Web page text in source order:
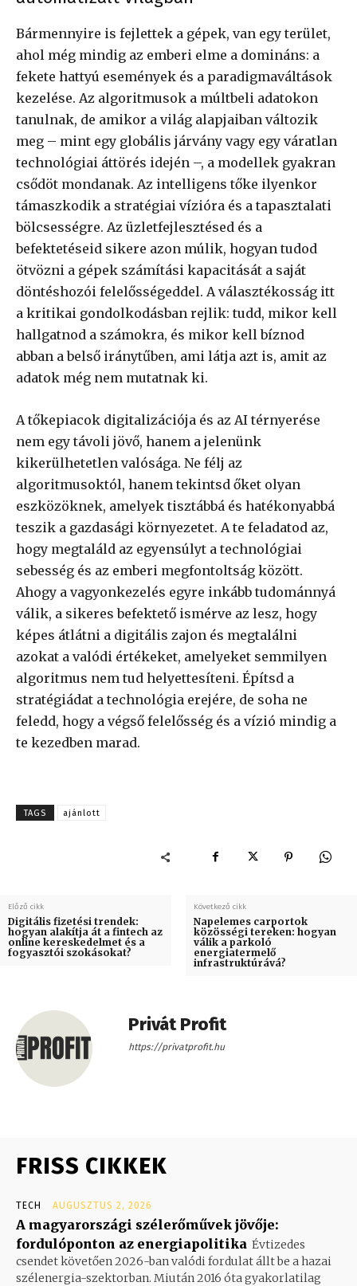
Bármennyire is fejlettek a gépek, van egy terület,
ahol még mindig az emberi elme a domináns: a
fekete hattyú események és a paradigmaváltások
kezelése. Az algoritmusok a múltbeli adatokon
tanulnak, de amikor a világ alapjaiban változik
meg – mint egy globális járvány vagy egy váratlan
technológiai áttörés idején –, a modellek gyakran
csődöt mondanak. Az intelligens tőke ilyenkor
támaszkodik a stratégiai vízióra és a tapasztalati
bölcsességre. Az üzletfejlesztésed és a
befektetéseid sikere azon múlik, hogyan tudod
ötvözni a gépek számítási kapacitását a saját
döntéshozói felelősségeddel. A választékosság itt
a kritikai gondolkodásban rejlik: tudd, mikor kell
hallgatnod a számokra, és mikor kell bíznod
abban a belső iránytűben, ami látja azt is, amit az
adatok még nem mutatnak ki.
A tőkepiacok digitalizációja és az AI térnyerése
nem egy távoli jövő, hanem a jelenünk
kikerülhetetlen valósága. Ne félj az
algoritmusoktól, hanem tekintsd őket olyan
eszközöknek, amelyek tisztábbá és hatékonyabbá
teszik a gazdasági környezetet. A te feladatod az,
hogy megtaláld az egyensúlyt a technológiai
sebesség és az emberi megfontoltság között.
Ahogy a vagyonkezelés egyre inkább tudománnyá
válik, a sikeres befektető ismérve az lesz, hogy
képes átlátni a digitális zajon és megtalálni
azokat a valódi értékeket, amelyeket semmilyen
algoritmus nem tud helyettesíteni. Építsd a
stratégiádat a technológia erejére, de soha ne
feledd, hogy a végső felelősség és a vízió mindig a
te kezedben marad.
TAGS ajánlott
Előző cikk
Digitális fizetési trendek:
hogyan alakítja át a fintech az
online kereskedelmet és a
fogyasztói szokásokat?
Következő cikk
Napelemes carportok
közösségi tereken: hogyan
válik a parkoló
energiatermelő
infrastruktúrává?
Privát Profit
https://privatprofit.hu
FRISS CIKKEK
TECH AUGUSZTUS 2, 2026
A magyarországi szélerőművek jövője:
fordulóponton az energiapolitika Évtizedes
csendet követően 2026-ban valódi fordulat állt be a hazai
szélenergia-szektorban. Miután 2016 óta gyakorlatilag